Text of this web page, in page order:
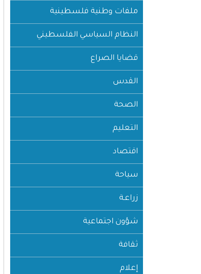
ملفات وطنية فلسطينية
النظام السياسي الفلسطيني
قضايا الصراع
القدس
الصحة
التعليم
اقتصاد
سياحة
زراعـة
شؤون اجتماعية
ثقافة
إعلام